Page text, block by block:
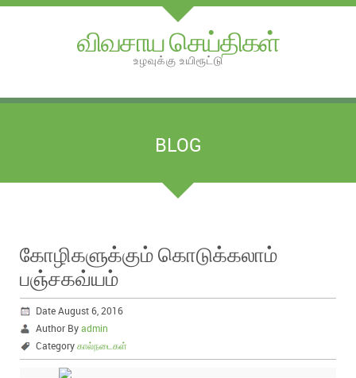
விவசாய செய்திகள்
உழவுக்கு உயிரூட்டு
BLOG
கோழிகளுக்கும் கொடுக்கலாம்
பஞ்சகவ்யம்
Date August 6, 2016
Author Byadmin
Categoryகால்நடைகள்